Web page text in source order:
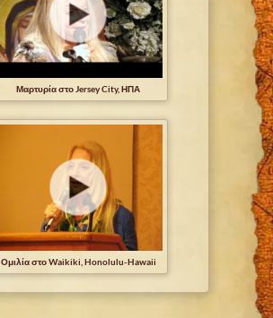
Μαρτυρία στο Jersey City, ΗΠΑ
Ομιλία στο Waikiki, Honolulu-Hawaii